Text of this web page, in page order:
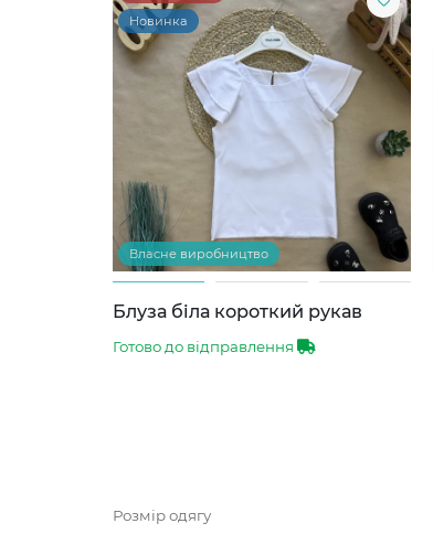
Новинка
Власне виробництво
Блуза біла короткий рукав
Готово до відправлення
Розмір одягу